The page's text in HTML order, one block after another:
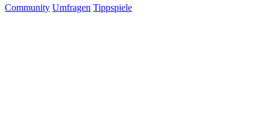
Community Umfragen Tippspiele